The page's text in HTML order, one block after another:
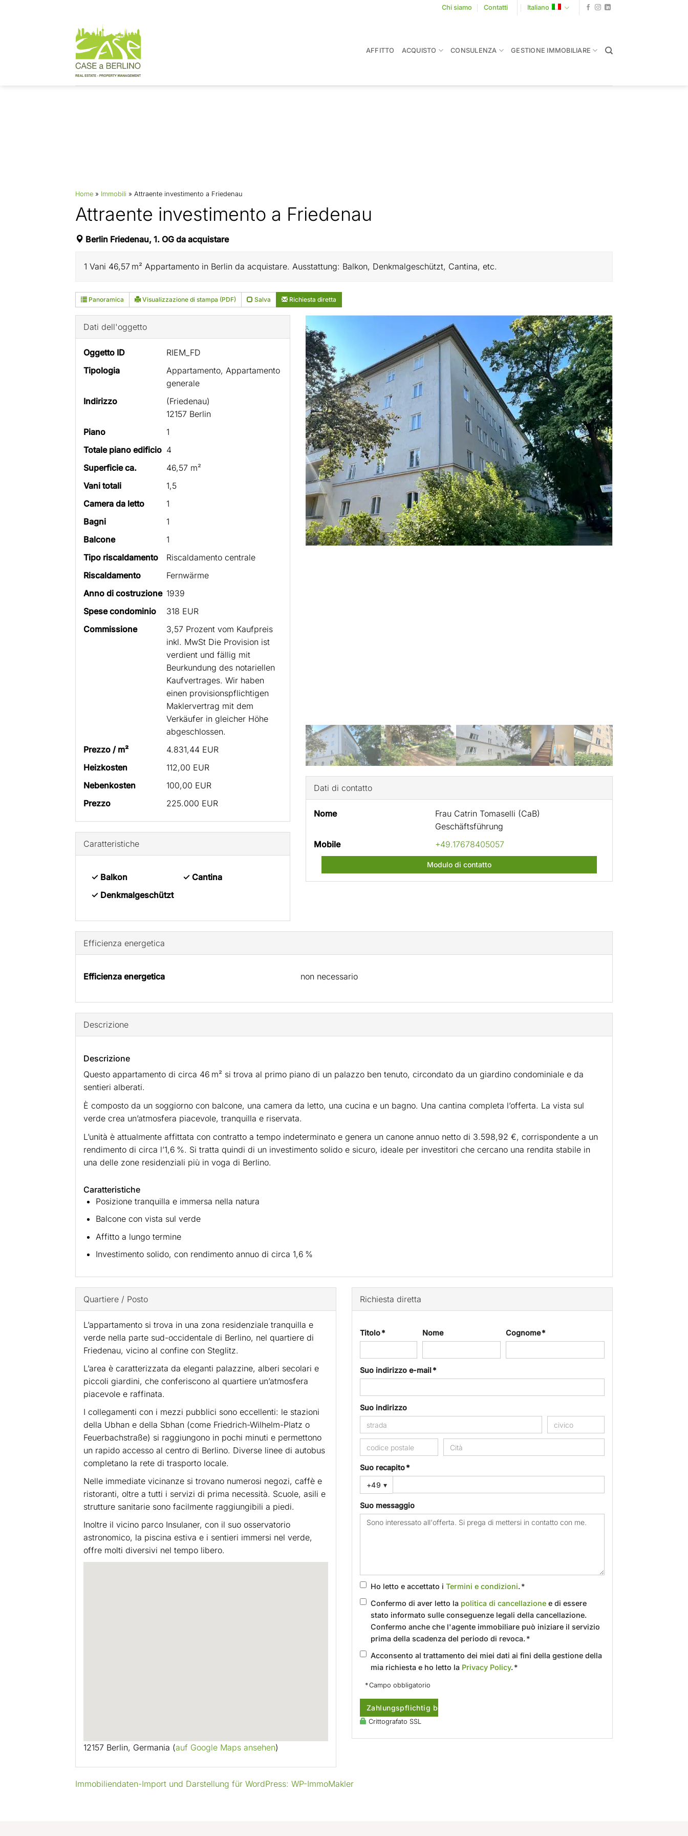
Chi siamo Contatti Italiano
AFFITTO ACQUISTO CONSULENZA GESTIONE IMMOBILIARE
Home » Immobili » Attraente investimento a Friedenau
Attraente investimento a Friedenau
Berlin Friedenau, 1. OG da acquistare
1 Vani 46,57 m² Appartamento in Berlin da acquistare. Ausstattung: Balkon, Denkmalgeschützt, Cantina, etc.
Panoramica Visualizzazione di stampa (PDF) Salva Richiesta diretta
Dati di contatto
Nome
Frau Catrin Tomaselli (CaB)
Geschäftsführung
Mobile
+49.17678405057
Modulo di contatto
Dati dell'oggetto
Oggetto ID
RIEM_FD
Tipologia
Appartamento, Appartamento
generale
Indirizzo
(Friedenau)
12157 Berlin
Piano
1
Totale piano edificio 4
Superficie ca.
46,57 m²
Vani totali
1,5
Camera da letto
1
Bagni
1
Balcone
1
Tipo riscaldamento
Riscaldamento centrale
Riscaldamento
Fernwärme
Anno di costruzione 1939
Spese condominio
318 EUR
Commissione
3,57 Prozent vom Kaufpreis
inkl. MwSt Die Provision ist
verdient und fällig mit
Beurkundung des notariellen
Kaufvertrages. Wir haben
einen provisionspflichtigen
Maklervertrag mit dem
Verkäufer in gleicher Höhe
abgeschlossen.
Prezzo / m²
4.831,44 EUR
Heizkosten
112,00 EUR
Nebenkosten
100,00 EUR
Prezzo
225.000 EUR
Caratteristiche
✓ Balkon
✓ Cantina
✓ Denkmalgeschützt
Efficienza energetica
Efficienza energetica non necessario
Descrizione
Descrizione
Questo appartamento di circa 46 m² si trova al primo piano di un palazzo ben tenuto, circondato da un giardino condominiale e da
sentieri alberati.
È composto da un soggiorno con balcone, una camera da letto, una cucina e un bagno. Una cantina completa l’offerta. La vista sul
verde crea un’atmosfera piacevole, tranquilla e riservata.
L’unità è attualmente affittata con contratto a tempo indeterminato e genera un canone annuo netto di 3.598,92 €, corrispondente a un
rendimento di circa l’1,6 %. Si tratta quindi di un investimento solido e sicuro, ideale per investitori che cercano una rendita stabile in
una delle zone residenziali più in voga di Berlino.
Caratteristiche
Posizione tranquilla e immersa nella natura
Balcone con vista sul verde
Affitto a lungo termine
Investimento solido, con rendimento annuo di circa 1,6 %
Quartiere / Posto
L’appartamento si trova in una zona residenziale tranquilla e
verde nella parte sud-occidentale di Berlino, nel quartiere di
Friedenau, vicino al confine con Steglitz.
L’area è caratterizzata da eleganti palazzine, alberi secolari e
piccoli giardini, che conferiscono al quartiere un’atmosfera
piacevole e raffinata.
I collegamenti con i mezzi pubblici sono eccellenti: le stazioni
della Ubhan e della Sbhan (come Friedrich-Wilhelm-Platz o
Feuerbachstraße) si raggiungono in pochi minuti e permettono
un rapido accesso al centro di Berlino. Diverse linee di autobus
completano la rete di trasporto locale.
Nelle immediate vicinanze si trovano numerosi negozi, caffè e
ristoranti, oltre a tutti i servizi di prima necessità. Scuole, asili e
strutture sanitarie sono facilmente raggiungibili a piedi.
Inoltre il vicino parco Insulaner, con il suo osservatorio
astronomico, la piscina estiva e i sentieri immersi nel verde,
offre molti diversivi nel tempo libero.
12157 Berlin, Germania (auf Google Maps ansehen)
Richiesta diretta
Titolo * Nome Cognome *
Suo indirizzo e-mail *
Suo indirizzo
Suo recapito *
+49 ▾
Suo messaggio
Ho letto e accettato i Termini e condizioni. *
Confermo di aver letto la politica di cancellazione e di essere
stato informato sulle conseguenze legali della cancellazione.
Confermo anche che l'agente immobiliare può iniziare il servizio
prima della scadenza del periodo di revoca. *
Acconsento al trattamento dei miei dati ai fini della gestione della
mia richiesta e ho letto la Privacy Policy. *
* Campo obbligatorio
Zahlungspflichtig bestellen
Crittografato SSL
Immobiliendaten-Import und Darstellung für WordPress: WP-ImmoMakler